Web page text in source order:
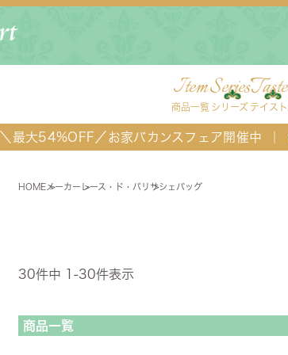
Item
商品一覧
Series
シリーズ
Taste
テイスト
ダイニングセット
＼最大54%OFF／お家バカンスフェア開催中
HOMEメーカー レース・ド・パリサシェバッグ
30件中 -30件表示
商品一覧